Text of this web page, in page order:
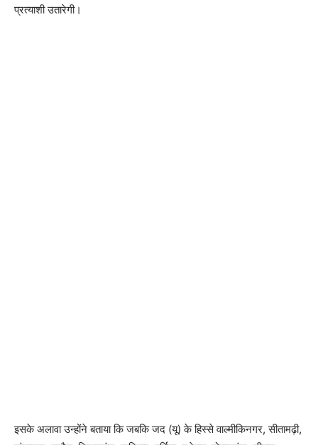
प्रत्याशी उतारेगी।
इसके अलावा उन्होंने बताया कि जबकि जद (यू) के हिस्से वाल्मीकिनगर, सीतामढ़ी,